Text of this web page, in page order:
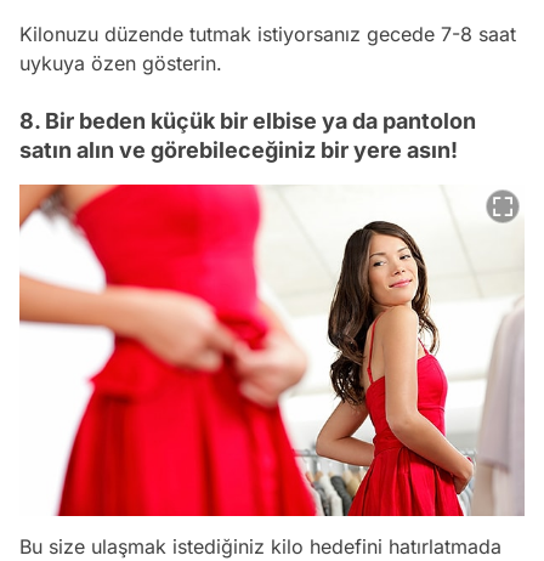
Kilonuzu düzende tutmak istiyorsanız gecede 7-8 saat
uykuya özen gösterin.
8. Bir beden küçük bir elbise ya da pantolon
satın alın ve görebileceğiniz bir yere asın!
Bu size ulaşmak istediğiniz kilo hedefini hatırlatmada